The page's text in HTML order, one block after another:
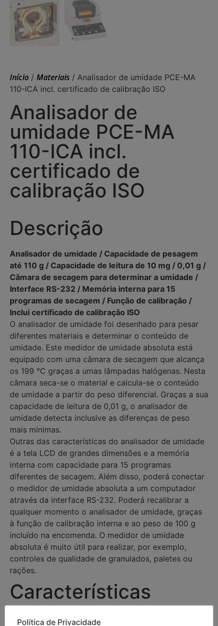
Início / Materiais / Analisador de umidade PCE-MA
110-ICA incl. certificado de calibração ISO
Analisador de
umidade PCE-MA
110-ICA incl.
certificado de
calibração ISO
Descrição
Analisador de umidade / Capacidade de pesagem
até 110 g / Capacidade de leitura de 10 mg / 0,01 g /
Câmara de secagem para determinar a umidade /
Interface RS-232 / Memória interna para 15
programas de secagem / Função de calibração /
Inclui certificado de calibração ISO
O analisador de umidade foi desenhado para pesar
diferentes materiais e determinar o conteúdo de
umidade. Este medidor de umidade absoluta está
equipado com uma câmara de secagem que alcança
os 199 °C graças a umas lâmpadas halógenas. Nesta
câmara seca-se o material e calcula-se o conteúdo
de umidade a partir do peso diferencial. Graças a sua
capacidade de leitura de 0,01 g, o analisador de
umidade detecta inclusive as diferenças de peso
mais mínimas.
Outras das características do analisador de umidade
é a tela LCD de grandes dimensões e a memória
interna com capacidade para 15 programas
diferentes de secagem. Além disso, poderá conectar
o medidor de umidade absoluta a um computador
através da interface RS-232. Poderá recalibrar a
qualquer momento o analisador de umidade, graças
à função de calibração interna e ao peso de 100 g
incluído na encomenda. O medidor de umidade
absoluta é muito útil para realizar, por exemplo,
controles de qualidade de granulados, paletes ou
rações.
Características
– Capacidade de pesagem: 110 g
Política de Privacidade